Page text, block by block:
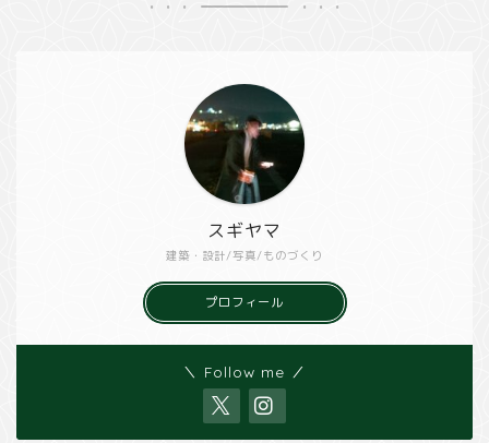
建築・設計/写真/ものづくり
スギヤマ
プロフィール
＼ Follow me ／